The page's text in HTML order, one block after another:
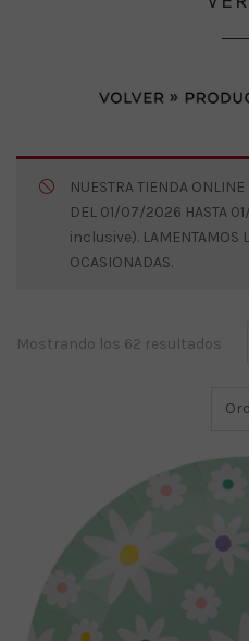
NUESTRA TIENDA
DEL 01/07/2026 HASTA
inclusive). LAMENTAMOS
OCASIONADAS.
Mostrando los 62 resultados